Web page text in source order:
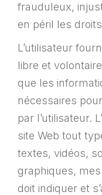
frauduleux,
en péril les
L’utilisateur
libre et
que les
nécessaires
par l’utilisateur.
site Web tout
textes, vidéos,
graphiques,
doit indiquer et